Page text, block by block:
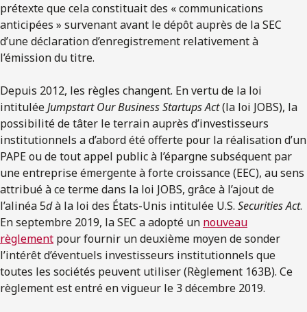
prétexte que cela constituait des « communications
anticipées » survenant avant le dépôt auprès de la SEC
d’une déclaration d’enregistrement relativement à
l’émission du titre.
Depuis 2012, les règles changent. En vertu de la loi
intituléeJumpstart Our Business Startups Act(la loi JOBS), la
possibilité de tâter le terrain auprès d’investisseurs
institutionnels a d’abord été offerte pour la réalisation d’un
PAPE ou de tout appel public à l’épargne subséquent par
une entreprise émergente à forte croissance (EEC), au sens
attribué à ce terme dans la loi JOBS, grâce à l’ajout de
l’alinéa 5dà la loi des États-Unis intitulée U.S. Securities Act.
En septembre 2019, la SEC a adopté un nouveau
règlement pour fournir un deuxième moyen de sonder
l’intérêt d’éventuels investisseurs institutionnels que
toutes les sociétés peuvent utiliser (Règlement 163B). Ce
règlement est entré en vigueur le 3 décembre 2019.